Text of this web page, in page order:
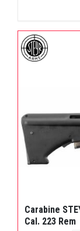
Carabine
Cal. 223 Rem